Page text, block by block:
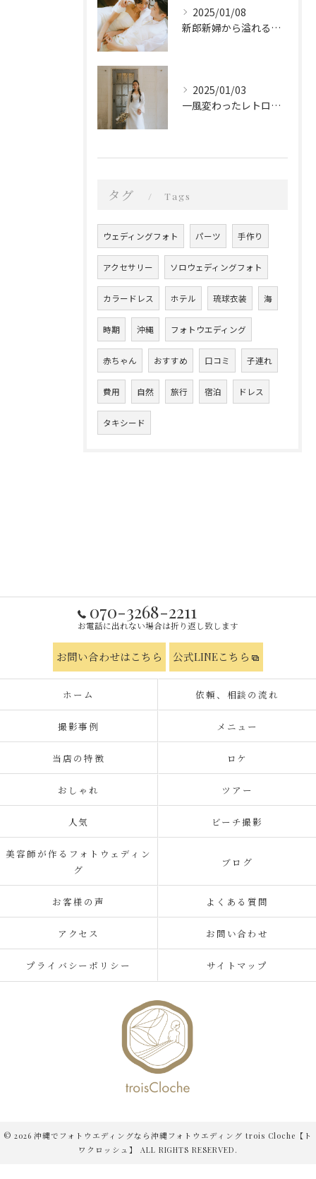
2025/01/08
新郎新婦から溢れる優しい愛
2025/01/03
一風変わったレトロなウェディングフォト
タグ Tags
ウェディングフォト パーツ 手作り
アクセサリー ソロウェディングフォト
カラードレス ホテル 琉球衣装 海
時期 沖縄 フォトウエディング
赤ちゃん おすすめ 口コミ 子連れ
費用 自然 旅行 宿泊 ドレス
タキシード
070-3268-2211
お電話に出れない場合は折り返し致します
お問い合わせはこちら 公式LINEこちら
ホーム 依頼、相談の流れ
撮影事例 メニュー
当店の特徴 ロケ
おしゃれ ツアー
人気 ビーチ撮影
美容師が作るフォトウェディン
グ
ブログ
お客様の声 よくある質問
アクセス お問い合わせ
プライバシーポリシー サイトマップ
© 2026 沖縄でフォトウエディングなら沖縄フォトウエディング trois Cloche【ト
ワクロッシュ】 ALL RIGHTS RESERVED.